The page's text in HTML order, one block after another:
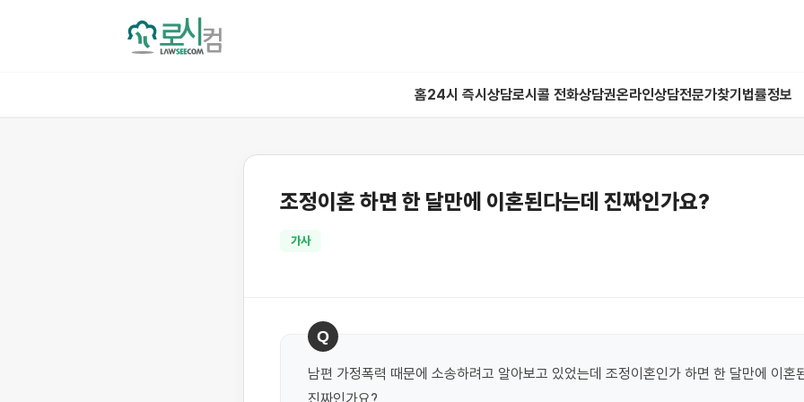
홈24시 즉시상담로시콜 전화상담권온라인상담전문가찾기 법률정보
조정이혼 하면 한 달만에 이혼된다는데 진짜인가요?
가사
Q
남편 가정폭력 때문에 소송하려고 알아보고 있었는데 조정이혼인가 하면 한 달만에 이혼